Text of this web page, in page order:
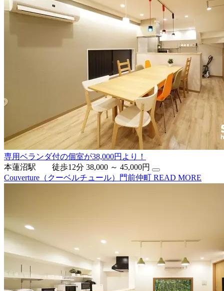
専用ベランダ付の個室が38,000円より！
本蓮沼駅 徒歩12分 38,000 ～ 45,000円
Couverture（クーベルチュール）門前仲町 READ MORE